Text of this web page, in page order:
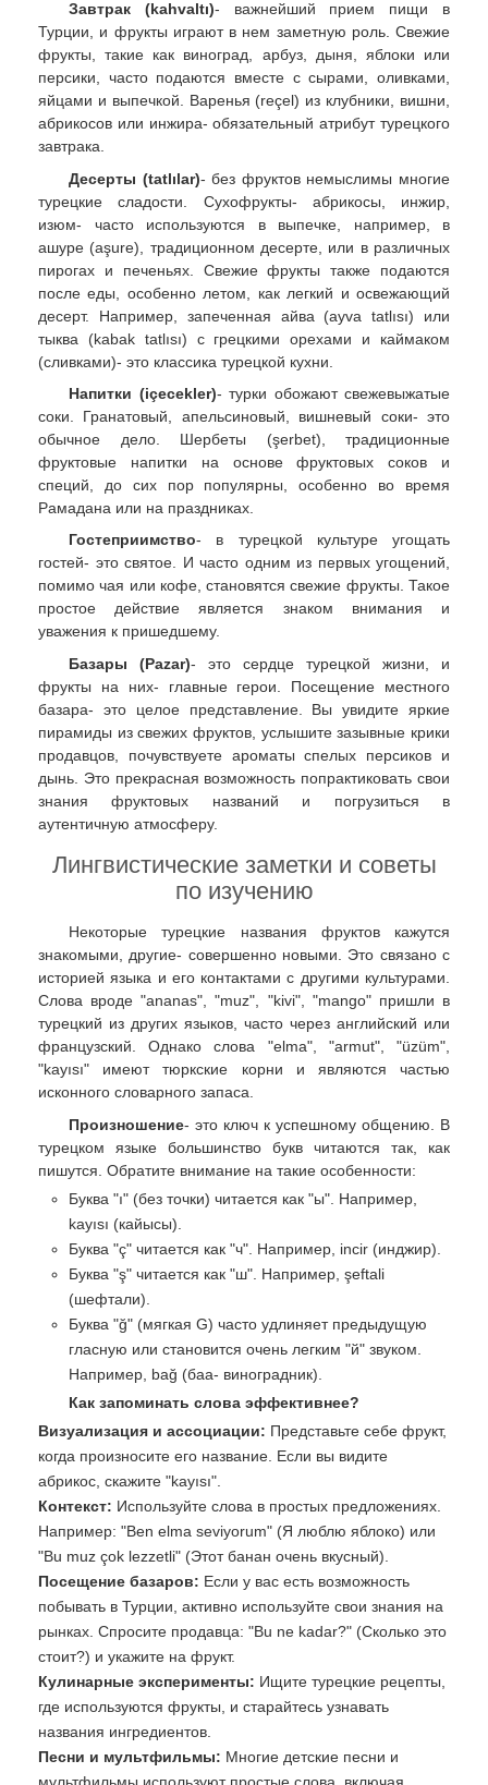
Завтрак (kahvaltı)- важнейший прием пищи в
Турции, и фрукты играют в нем заметную роль. Свежие
фрукты, такие как виноград, арбуз, дыня, яблоки или
персики, часто подаются вместе с сырами, оливками,
яйцами и выпечкой. Варенья (reçel) из клубники, вишни,
абрикосов или инжира- обязательный атрибут турецкого
завтрака.
Десерты (tatlılar)- без фруктов немыслимы многие
турецкие сладости. Сухофрукты- абрикосы, инжир,
изюм- часто используются в выпечке, например, в
ашуре (aşure), традиционном десерте, или в различных
пирогах и печеньях. Свежие фрукты также подаются
после еды, особенно летом, как легкий и освежающий
десерт. Например, запеченная айва (ayva tatlısı) или
тыква (kabak tatlısı) с грецкими орехами и каймаком
(сливками)- это классика турецкой кухни.
Напитки (içecekler)- турки обожают свежевыжатые
соки. Гранатовый, апельсиновый, вишневый соки- это
обычное дело. Шербеты (şerbet), традиционные
фруктовые напитки на основе фруктовых соков и
специй, до сих пор популярны, особенно во время
Рамадана или на праздниках.
Гостеприимство- в турецкой культуре угощать
гостей- это святое. И часто одним из первых угощений,
помимо чая или кофе, становятся свежие фрукты. Такое
простое действие является знаком внимания и
уважения к пришедшему.
Базары (Pazar)- это сердце турецкой жизни, и
фрукты на них- главные герои. Посещение местного
базара- это целое представление. Вы увидите яркие
пирамиды из свежих фруктов, услышите зазывные крики
продавцов, почувствуете ароматы спелых персиков и
дынь. Это прекрасная возможность попрактиковать свои
знания фруктовых названий и погрузиться в
аутентичную атмосферу.
Лингвистические заметки и советы
по изучению
Некоторые турецкие названия фруктов кажутся
знакомыми, другие- совершенно новыми. Это связано с
историей языка и его контактами с другими культурами.
Слова вроде "ananas", "muz", "kivi", "mango" пришли в
турецкий из других языков, часто через английский или
французский. Однако слова "elma", "armut", "üzüm",
"kayısı" имеют тюркские корни и являются частью
исконного словарного запаса.
Произношение- это ключ к успешному общению. В
турецком языке большинство букв читаются так, как
пишутся. Обратите внимание на такие особенности:
Буква "ı" (без точки) читается как "ы". Например,
kayısı (кайысы).
Буква "ç" читается как "ч". Например, incir (инджир).
Буква "ş" читается как "ш". Например, şeftali
(шефтали).
Буква "ğ" (мягкая G) часто удлиняет предыдущую
гласную или становится очень легким "й" звуком.
Например, bağ (баа- виноградник).
Как запоминать слова эффективнее?
Визуализация и ассоциации: Представьте себе фрукт,
когда произносите его название. Если вы видите
абрикос, скажите "kayısı".
Контекст: Используйте слова в простых предложениях.
Например: "Ben elma seviyorum" (Я люблю яблоко) или
"Bu muz çok lezzetli" (Этот банан очень вкусный).
Посещение базаров: Если у вас есть возможность
побывать в Турции, активно используйте свои знания на
рынках. Спросите продавца: "Bu ne kadar?" (Сколько это
стоит?) и укажите на фрукт.
Кулинарные эксперименты: Ищите турецкие рецепты,
где используются фрукты, и старайтесь узнавать
названия ингредиентов.
Песни и мультфильмы: Многие детские песни и